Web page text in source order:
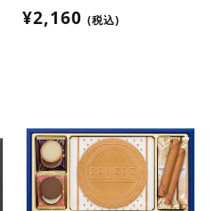
¥2,160 (税込)